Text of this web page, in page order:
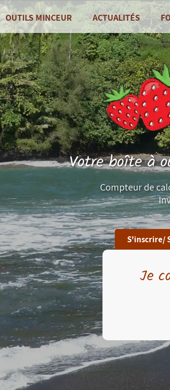
OUTILS MINCEUR
TOUS LES OUTILS
Tableau de bord
Compteur de calories
Combien de calories par jour ?
Journal alimentaire
Bilans nutritionnels et plus
Courbes de poids, tour de taille, etc...
Mesures (poids, tour de taille, etc...)
Objectifs personnels
Statistiques personnelles
Calculer mon Indice de Masse Corporelle
(IMC)
Liste de courses
Menu de la semaine
Exporter mes données
ACTUALITÉS
Toutes les actualités
Recettes de cuisine
Zoom sur ...
Fruits et légumes de
Votre boîte à
Compteur de
S'inscrire/
Je